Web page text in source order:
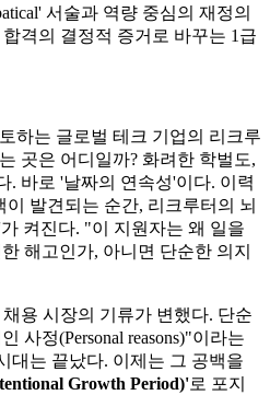
서술과 역량 중심의 재정의
격의 결정적 증거로 바꾸는 1급
하는 글로벌 테크 기업의 리크루
곳은 어디일까? 화려한 학벌도,
. 바로 '날짜의 연속성'이다. 이력
발견되는 순간, 리크루터의 뇌
켜진다. "이 지원자는 왜 일을
해고인가, 아니면 단순한 의지
용 시장의 기류가 변했다. 단순
사정(Personal reasons)"이라는
대는 끝났다. 이제는 그 공백을
Growth Period)'​로 포지